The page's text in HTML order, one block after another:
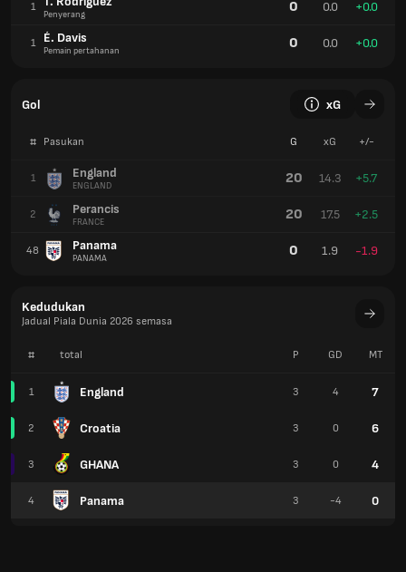
1
Penyerang 0 0.0 +0.0
1 É. Davis
Pemain pertahanan 0 0.0 +0.0
Gol xG
# Pasukan G xG +/-
1 England
ENGLAND 20 14.3 +5.7
2 Perancis
FRANCE 20 17.5 +2.5
48 Panama
PANAMA 0 1.9 -1.9
Kedudukan
Jadual Piala Dunia 2026 semasa
# total
1 England
2 Croatia
3 GHANA
4 Panama
P GD MT
3 4 7
3 0 6
3 0 4
3 -4 0